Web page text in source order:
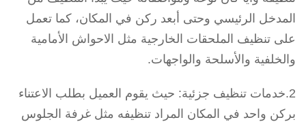
المدخل الرئيسي وحتى أبعد ركن في المكان، كما تعمل
على تنظيف الملحقات الخارجية مثل الاحواش الأمامية
والخلفية والأسلحة والواجهات.
2.خدمات تنظيف جزئية: حيث يقوم العميل بطلب الاعتناء
بركن واحد في المكان المراد تنظيفه مثل غرفة الجلوس